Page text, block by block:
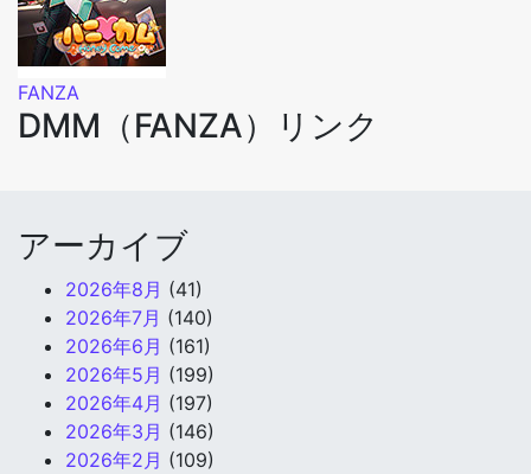
FANZA
DMM（FANZA）リンク
アーカイブ
2026年8月 (41)
2026年7月 (140)
2026年6月 (161)
2026年5月 (199)
2026年4月 (197)
2026年3月 (146)
2026年2月 (109)